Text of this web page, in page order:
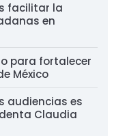
facilitar la
en
para fortalecer
México
audiencias es
Claudia